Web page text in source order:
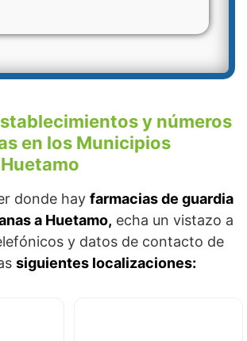
y números
en los Municipios
donde hay farmacias de guardia
a Huetamo, echa un vistazo a
y datos de contacto de
siguientes localizaciones: